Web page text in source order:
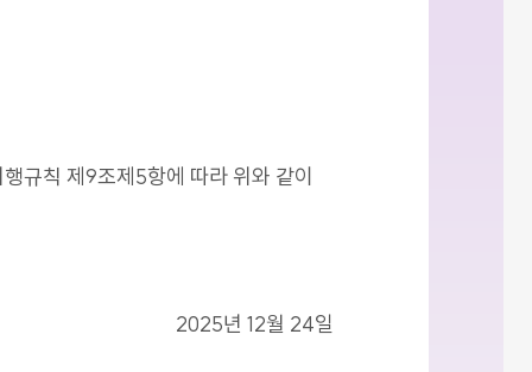
행규칙 제9조제5항에 따라 위와 같이
2025년 12월 24일